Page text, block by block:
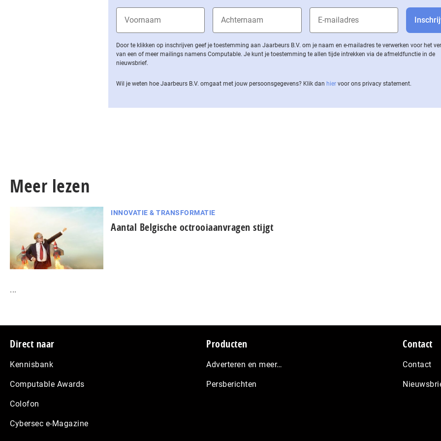
Door te klikken op inschrijven geef je toestemming aan Jaarbeurs B.V. om je naam en e-mailadres te verwerken voor het
van een of meer mailings namens Computable. Je kunt je toestemming te allen tijde intrekken via de af­meld­func­tie in de
nieuwsbrief.
Wil je weten hoe Jaarbeurs B.V. omgaat met jouw per­soons­ge­ge­vens? Klik dan hier voor ons privacy statement.
Meer lezen
INNOVATIE & TRANSFORMATIE
Aantal Belgische octrooiaanvragen stijgt
...
Footer
Direct naar
Kennisbank
Computable Awards
Colofon
Cybersec e-Magazine
Producten
Adverteren en meer…
Persberichten
Contact
Contact